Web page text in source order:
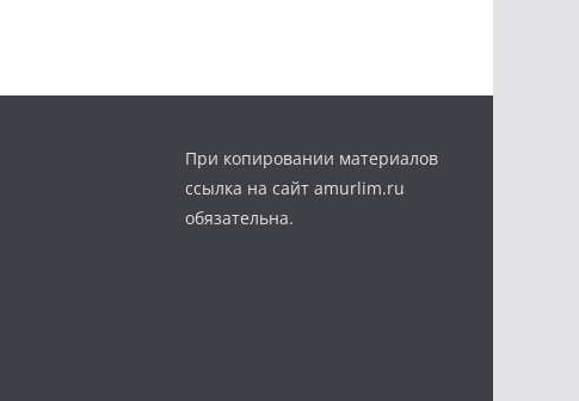
При копировании материалов
ссылка на сайт amurlim.ru
обязательна.